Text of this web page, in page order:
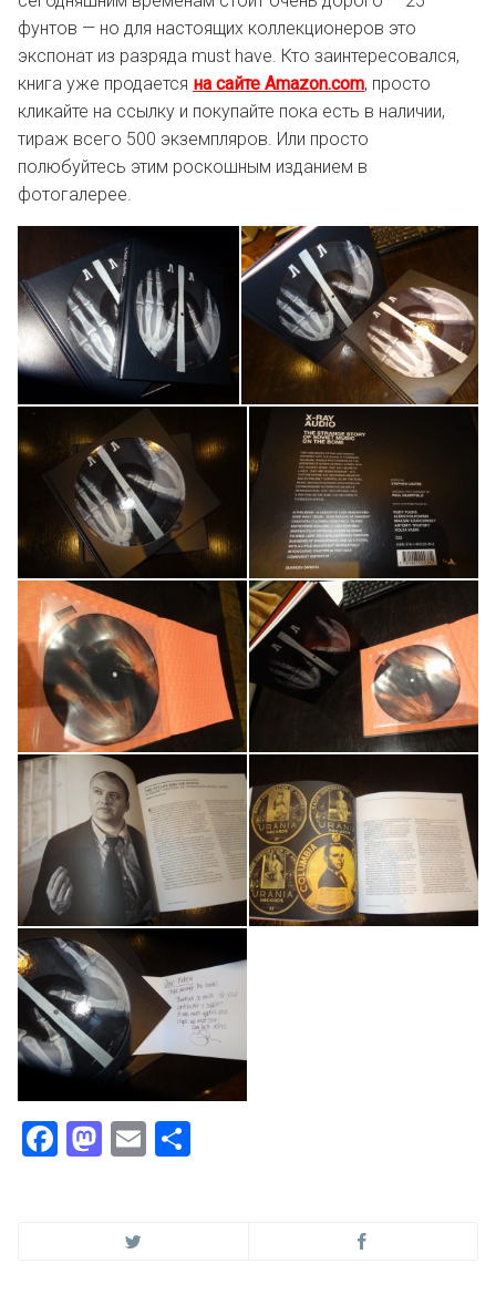
фунтов — но для настоящих коллекционеров это
экспонат из разряда must have. Кто заинтересовался,
книга уже продается на сайте Amazon.com, просто
кликайте на ссылку и покупайте пока есть в наличии,
тираж всего 500 экземпляров. Или просто
полюбуйтесь этим роскошным изданием в
фотогалерее.
Facebook
Mastodon
Email